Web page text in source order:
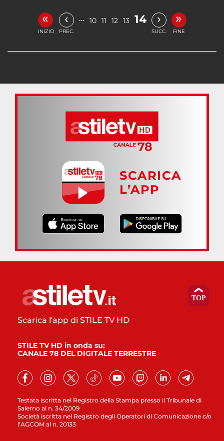
«
INIZIO
‹
PREC.
… 10 11 12 13 14 ›
SUCC.
»
FINE
SCARICA
L’APP
Testata iscritta nel Registro della Stampa presso il Tribunale di
Salerno al n. 34/2009
Società iscritta nel Registro degli Operatori di Comunicazione c/o
l’AGCOM al n. 20133
Scarica l'app di STILE TV HD
STILE TV HD in onda su:
CANALE 78 DEL DIGITALE TERRESTRE